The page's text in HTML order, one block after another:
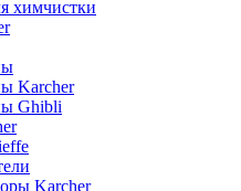
химчистки
Karcher
Ghibli
Karcher